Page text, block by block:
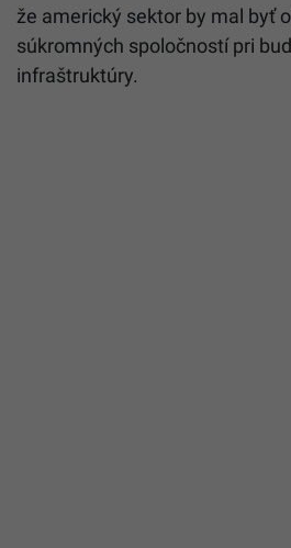
že americký sektor by mal byť
súkromných spoločností pri
infraštruktúry.